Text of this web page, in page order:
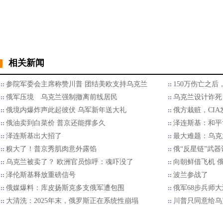
相关新闻
参院军委会主席称赞川普 团结美欧支持乌克兰
150万伤亡之后
俄军压境 乌克兰强制撤离前线居民
乌克兰设计诈
俄境内爆炸声此起彼伏 乌军新年送大礼
俄方栽赃，CIA
俄油卖到白菜价 普京还能撑多久
泽连斯基：和
泽连斯基出大招了
最大难题：乌
糗大了！普京秀肌肉意外露馅
俄“反星链”武
乌克兰被卖了？ 欧洲官员惊呼：魂吓没了
向朝鲜借飞机
泽伦斯基释放重磅信号
波兰参战了
俄媒爆料：库皮扬斯克多支俄军遭包围
俄军68步兵师
大清洗：2025年末，俄罗斯正在系统性崩塌
川普只同意给